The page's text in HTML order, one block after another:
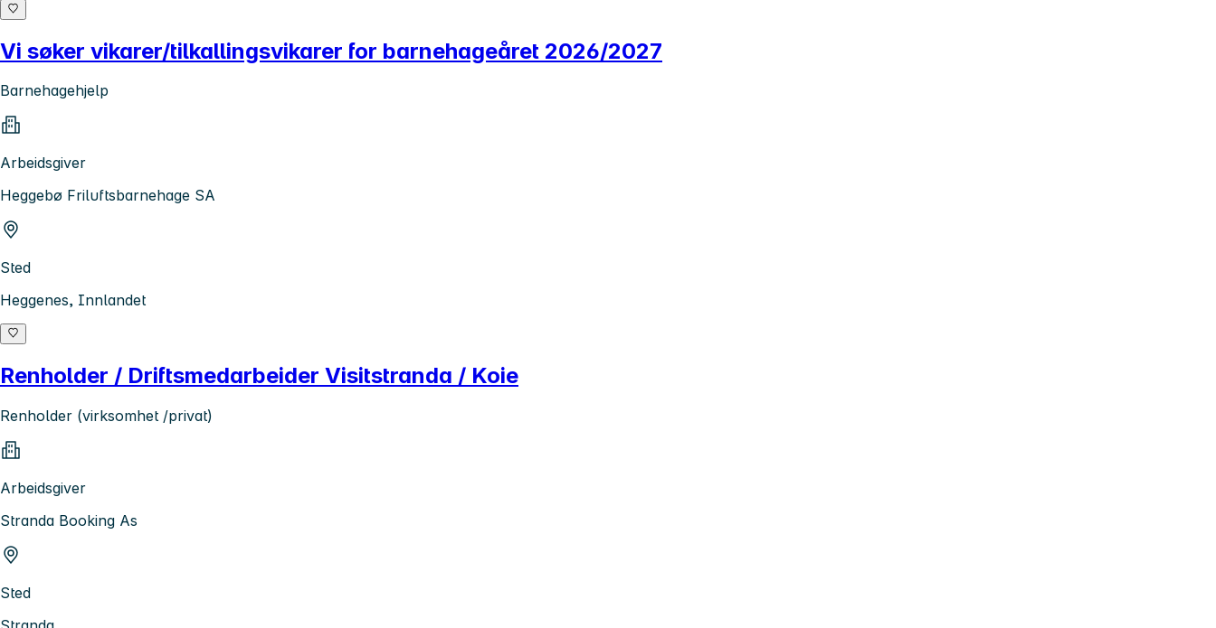
Vi søker vikarer/tilkallingsvikarer for barnehageåret 2026/2027
Barnehagehjelp
Arbeidsgiver
Heggebø Friluftsbarnehage SA
Sted
Heggenes, Innlandet
Renholder / Driftsmedarbeider Visitstranda / Koie
Renholder (virksomhet /privat)
Arbeidsgiver
Stranda Booking As
Sted